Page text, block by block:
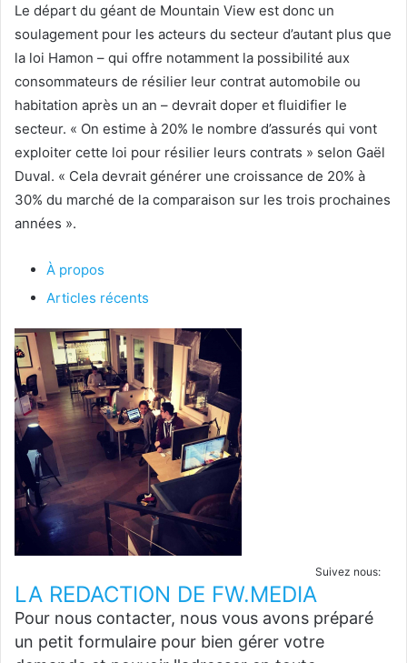
Le départ du géant de Mountain View est donc un
soulagement pour les acteurs du secteur d’autant plus que
la loi Hamon – qui offre notamment la possibilité aux
consommateurs de résilier leur contrat automobile ou
habitation après un an – devrait doper et fluidifier le
secteur. « On estime à 20% le nombre d’assurés qui vont
exploiter cette loi pour résilier leurs contrats » selon Gaël
Duval. « Cela devrait générer une croissance de 20% à
30% du marché de la comparaison sur les trois prochaines
années ».
À propos
Articles récents
Suivez nous:
LA REDACTION DE FW.MEDIA
Pour nous contacter, nous vous avons préparé
un petit formulaire pour bien gérer votre